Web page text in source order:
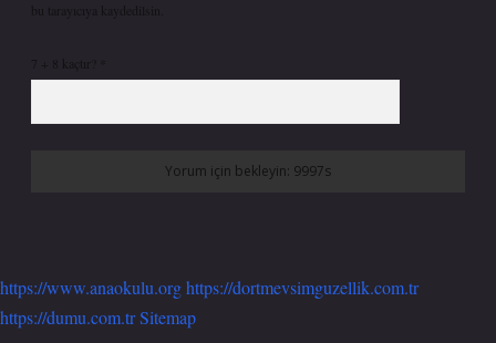
bu tarayıcıya kaydedilsin.
7 + 8 kaçtır?
https://www.anaokulu.orghttps://dortmevsimguzellik.com.tr
https://dumu.com.trSitemap